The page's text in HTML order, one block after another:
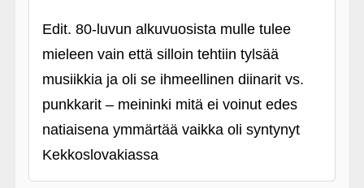
Edit. 80-luvun alkuvuosista mulle tulee
mieleen vain että silloin tehtiin tylsää
musiikkia ja oli se ihmeellinen diinarit vs.
punkkarit – meininki mitä ei voinut edes
natiaisena ymmärtää vaikka oli syntynyt
Kekkoslovakiassa